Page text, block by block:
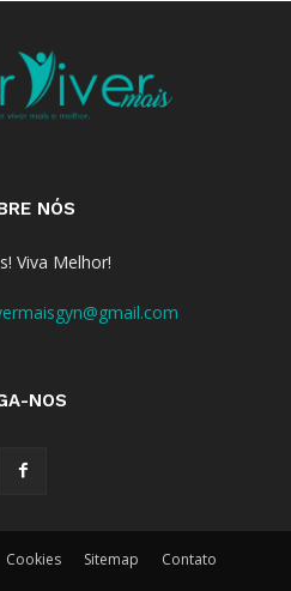
NÓS
Viva Melhor!
NOS
Cookies Sitemap Contato